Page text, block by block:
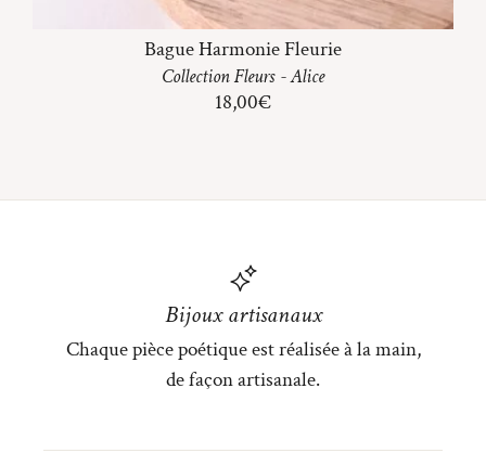
Bague Harmonie Fleurie
CollectionFleurs -Alice
18,00€
Bijoux artisanaux
Chaque pièce poétique est réalisée à la main,
de façon artisanale.